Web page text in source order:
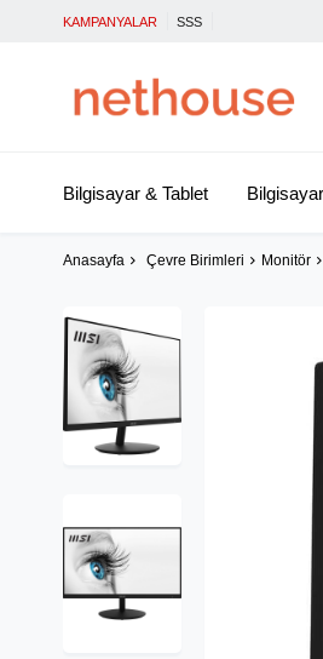
KAMPANYALAR SSS
Bilgisayar & Tablet
Anasayfa Çevre Birimleri Monitör